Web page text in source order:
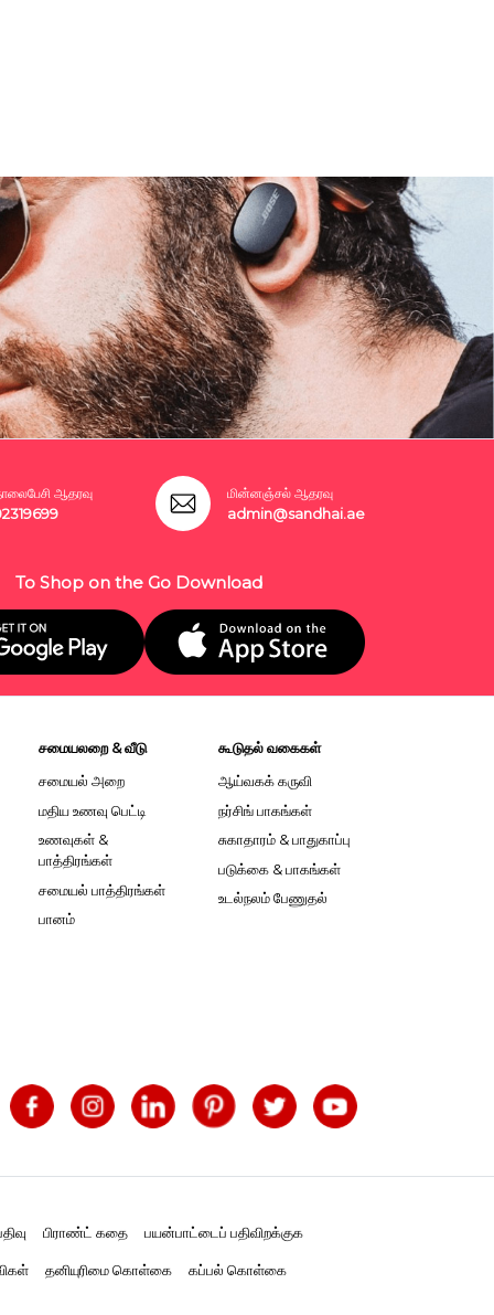
ஆதரவு மின்னஞ்சல் ஆதரவு
admin@sandhai.ae
To Shop on the Go Download
சமையலறை & வீடு
சமையல் அறை
மதிய உணவு பெட்டி
உணவுகள் &
பாத்திரங்கள்
சமையல் பாத்திரங்கள்
பானம்
கூடுதல் வகைகள்
ஆய்வகக் கருவி
நர்சிங் பாகங்கள்
சுகாதாரம் & பாதுகாப்பு
படுக்கை & பாகங்கள்
உடல்நலம் பேணுதல்
பிராண்ட் கதை பயன்பாட்டைப் பதிவிறக்குக
தனியுரிமை கொள்கை கப்பல் கொள்கை